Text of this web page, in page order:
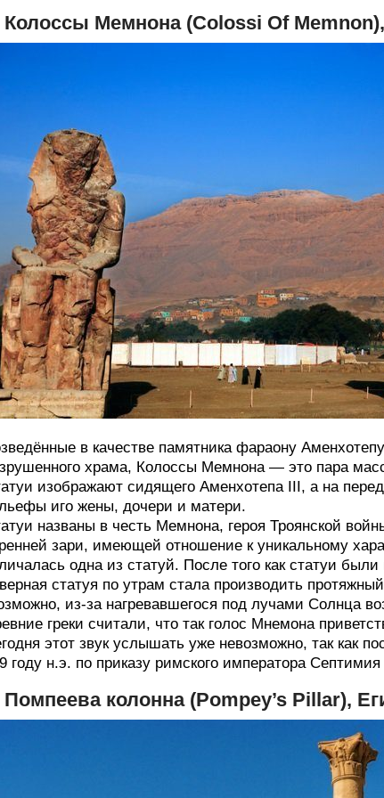
Колоссы Мемнона (Colossi Of
в качестве памятника фараону
храма, Колоссы Мемнона — это пара
изображают сидящего Аменхотепа III, а на
иго жены, дочери и матери.
названы в честь Мемнона, героя Троянской
зари, имеющей отношение к уникальному
одна из статуй. После того как статуи
статуя по утрам стала производить
из-за нагревавшегося под лучами Солнца
греки считали, что так голос Мнемона
этот звук услышать уже невозможно, так как
году н.э. по приказу римского императора
Помпеева колонна (Pompey’s Pillar),